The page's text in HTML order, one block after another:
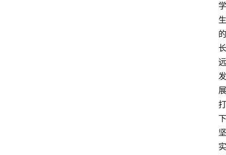
学
生
的
长
远
发
展
打
下
坚
实